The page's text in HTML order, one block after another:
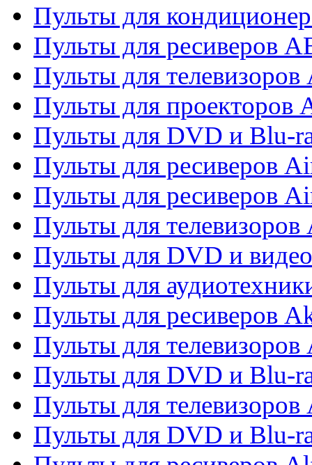
Пульты для
Пульты для ресиверов
Пульты для телевизоров
Пульты для проекторов
Пульты для DVD и Blu-
Пульты для ресиверов
Пульты для ресиверов
Пульты для телевизоров
Пульты для DVD и
Пульты для
Пульты для ресиверов
Пульты для телевизоров
Пульты для DVD и Blu-
Пульты для
Пульты для DVD и Blu-